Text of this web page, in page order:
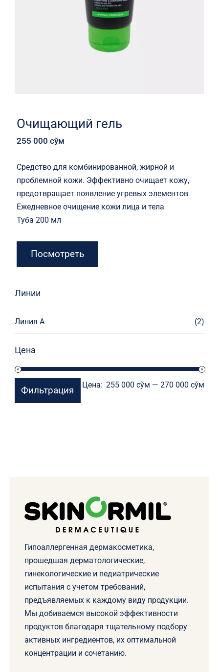
Очищающий гель
255 000сўм
Средство для комбинированной, жирной и
проблемной кожи. Эффективно очищает кожу,
предотвращает появление угревых элементов
Ежедневное очищение кожи лица и тела
Туба 200 мл
Посмотреть
Линии
Линия А (2)
Цена
Фильтрация Цена: 255 000 сўм —270 000 сўм
Гипоаллергенная дермакосметика,
прошедшая дерматологические,
гинекологические и педиатрические
испытания с учетом требований,
предъявляемых к каждому виду продукции.
Мы добиваемся высокой эффективности
продуктов благодаря тщательному подбору
активных ингредиентов, их оптимальной
концентрации и сочетанию.